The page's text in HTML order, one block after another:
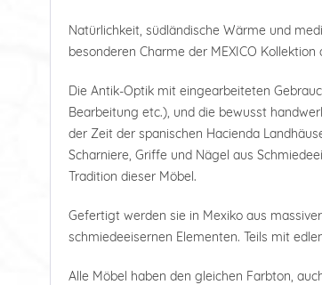
Natürlichkeit, südländische Wärme und
besonderen Charme der MEXICO Kollektion
Die Antik-Optik mit eingearbeiteten
Bearbeitung etc.), und die bewusst
der Zeit der spanischen Hacienda
Scharniere, Griffe und Nägel aus
Tradition dieser Möbel.
Gefertigt werden sie in Mexiko aus
schmiedeeisernen Elementen. Teils mit
Alle Möbel haben den gleichen Farbton,